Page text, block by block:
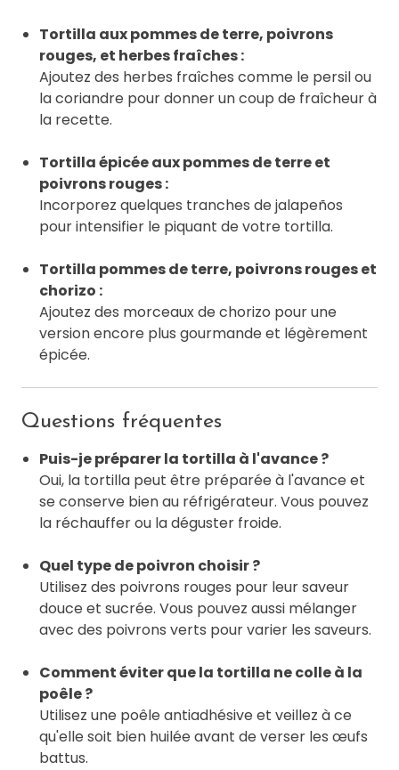
Tortilla aux pommes de terre, poivrons
rouges, et herbes fraîches :
Ajoutez des herbes fraîches comme le persil ou
la coriandre pour donner un coup de fraîcheur à
la recette.
Tortilla épicée aux pommes de terre et
poivrons rouges :
Incorporez quelques tranches de jalapeños
pour intensifier le piquant de votre tortilla.
Tortilla pommes de terre, poivrons rouges et
chorizo :
Ajoutez des morceaux de chorizo pour une
version encore plus gourmande et légèrement
épicée.
Questions fréquentes
Puis-je préparer la tortilla à l'avance ?
Oui, la tortilla peut être préparée à l'avance et
se conserve bien au réfrigérateur. Vous pouvez
la réchauffer ou la déguster froide.
Quel type de poivron choisir ?
Utilisez des poivrons rouges pour leur saveur
douce et sucrée. Vous pouvez aussi mélanger
avec des poivrons verts pour varier les saveurs.
Comment éviter que la tortilla ne colle à la
poêle ?
Utilisez une poêle antiadhésive et veillez à ce
qu'elle soit bien huilée avant de verser les œufs
battus.